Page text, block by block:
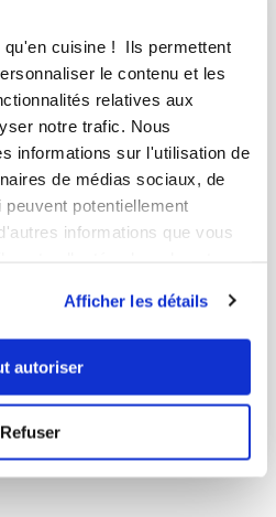
cuisine ! Ils permettent
le contenu et les
relatives aux
notre trafic. Nous
informations sur l'utilisation de
de médias sociaux, de
potentiellement
informations que vous
Afficher les détails
autoriser
Refuser
Guy Demarle
DE MA GRAND MERE
Aucune note
0